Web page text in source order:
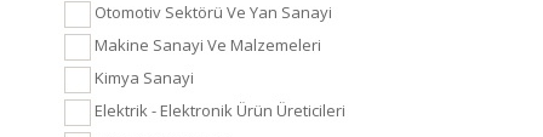
Otomotiv Sektörü Ve Yan Sanayi
Makine Sanayi Ve Malzemeleri
Kimya Sanayi
Elektrik - Elektronik Ürün Üreticileri